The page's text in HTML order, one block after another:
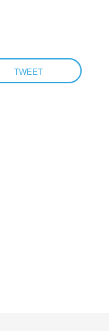
TWEET